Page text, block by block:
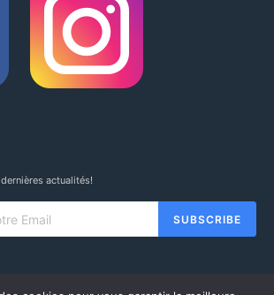
actualités!
SUBSCRIBE